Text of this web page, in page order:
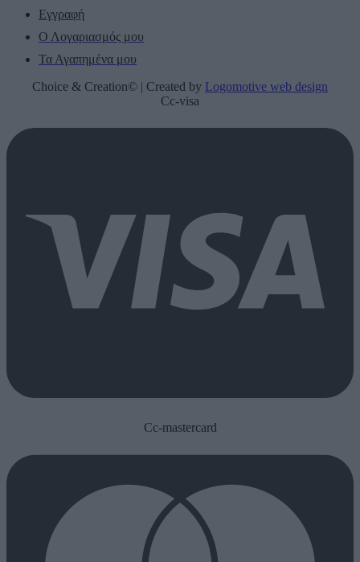
Εγγραφή
Ο Λογαριασμός μου
Τα Αγαπημένα μου
Choice & Creation© | Created by Logomotive web design
Cc-visa
Cc-mastercard